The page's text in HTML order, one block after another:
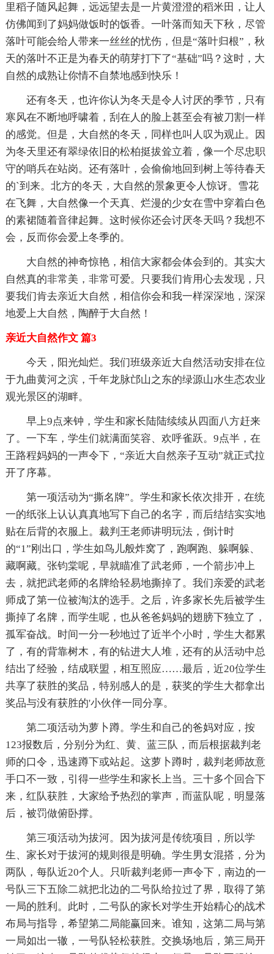
里稻子随风起舞，远远望去是一片黄澄澄的稻米田，让人
仿佛闻到了妈妈做饭时的饭香。一叶落而知天下秋，尽管
落叶可能会给人带来一丝丝的忧伤，但是“落叶归根”，秋
天的落叶不正是为春天的萌芽打下了“基础”吗？这时，大
自然的成熟让你情不自禁地感到快乐！
还有冬天，也许你认为冬天是令人讨厌的季节，只有
寒风在不断地呼啸着，刮在人的脸上甚至会有被刀割一样
的感觉。但是，大自然的冬天，同样也叫人叹为观止。因
为冬天里还有翠绿依旧的松柏挺拔耸立着，像一个尽忠职
守的哨兵在站岗。还有落叶，会偷偷地回到树上等待春天
的`到来。北方的冬天，大自然的景象更令人惊讶。雪花
在飞舞，大自然像一个天真、烂漫的少女在雪中穿着白色
的素裙随着音律起舞。这时候你还会讨厌冬天吗？我想不
会，反而你会爱上冬季的。
大自然的神奇惊艳，相信大家都会体会到的。其实大
自然真的非常美，非常可爱。只要我们肯用心去发现，只
要我们肯去亲近大自然，相信你会和我一样深深地，深深
地爱上大自然，陶醉于大自然！
亲近大自然作文 篇3
今天，阳光灿烂。我们班级亲近大自然活动安排在位
于九曲黄河之滨，千年龙脉邙山之东的绿源山水生态农业
观光景区的湖畔。
早上9点来钟，学生和家长陆陆续续从四面八方赶来
了。一下车，学生们就满面笑容、欢呼雀跃。9点半，在
王路程妈妈的一声令下，“亲近大自然亲子互动”就正式拉
开了序幕。
第一项活动为“撕名牌”。学生和家长依次排开，在统
一的纸张上认认真真地写下自己的名字，而后结结实实地
贴在后背的衣服上。裁判王老师讲明玩法，倒计时
的“1”刚出口，学生如鸟儿般炸窝了，跑啊跑、躲啊躲、
藏啊藏。张钧棠呢，早就瞄准了武老师，一个箭步冲上
去，就把武老师的名牌给轻易地撕掉了。我们亲爱的武老
师成了第一位被淘汰的选手。之后，许多家长先后被学生
撕掉了名牌，而学生呢，也从爸爸妈妈的翅膀下独立了，
孤军奋战。时间一分一秒地过了近半个小时，学生大都累
了，有的背靠树木，有的钻进大人堆，还有的从活动中总
结出了经验，结成联盟，相互照应……最后，近20位学生
共享了获胜的奖品，特别感人的是，获奖的学生大都拿出
奖品与没有获胜的'小伙伴一同分享。
第二项活动为萝卜蹲。学生和自己的爸妈对应，按
123报数后，分别分为红、黄、蓝三队，而后根据裁判老
师的口令，迅速蹲下或站起。这萝卜蹲时，裁判老师故意
手口不一致，引得一些学生和家长上当。三十多个回合下
来，红队获胜，大家给予热烈的掌声，而蓝队呢，明显落
后，被罚做俯卧撑。
第三项活动为拔河。因为拔河是传统项目，所以学
生、家长对于拔河的规则很是明确。学生男女混搭，分为
两队，每队近20个人。只听裁判老师一声令下，南边的一
号队三下五除二就把北边的二号队给拉过了界，取得了第
一局的胜利。此时，二号队的家长对学生开始精心的战术
布局与指导，希望第二局能赢回来。谁知，这第二局与第
一局如出一辙，一号队轻松获胜。交换场地后，第三局开